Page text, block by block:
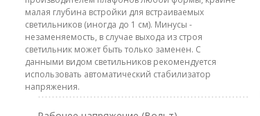
малая глубина встройки для встраиваемых
светильников (иногда до 1 см). Минусы -
незаменяемость, в случае выхода из строя
светильник может быть только заменен. С
данными видом светильников рекомендуется
использовать автоматический стабилизатор
напряжения.